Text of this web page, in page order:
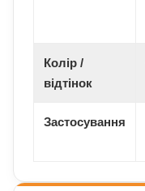
Колір /
відтінок
Застосування